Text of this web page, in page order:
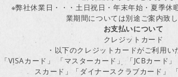
※弊社休業日・・・土日祝日・年末年始・夏季休
業期間については別途ご案内致し
お支払いについて
クレジットカード
・以下のクレジットカードがご利用い
「VISAカード」 「マスターカード」 「JCBカード
スカード」「ダイナースクラブカード」